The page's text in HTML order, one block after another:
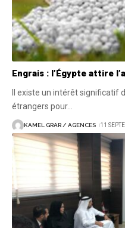
Engrais : l’Égypte attire
Il existe un intérêt significatif
étrangers pour…
KAMEL GRAR / AGENCES 11